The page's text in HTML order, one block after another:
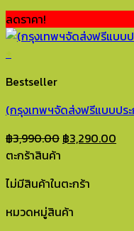
ลดราคา!
Bestseller
(กรุงเทพฯจัดส่งฟรีแบบปร
฿3,990.00 Original
฿3,990.00.
฿3,290.00
ตะกร้าสินค้า
ไม่มีสินค้าในตะกร้า
หมวดหมู่สินค้า